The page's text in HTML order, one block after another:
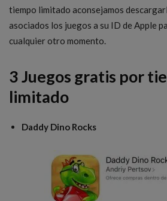
tiempo limitado aconsejamos
asociados los juegos a su ID de Apple
cualquier otro momento.
3 Juegos gratis por
limitado
Daddy Dino Rocks